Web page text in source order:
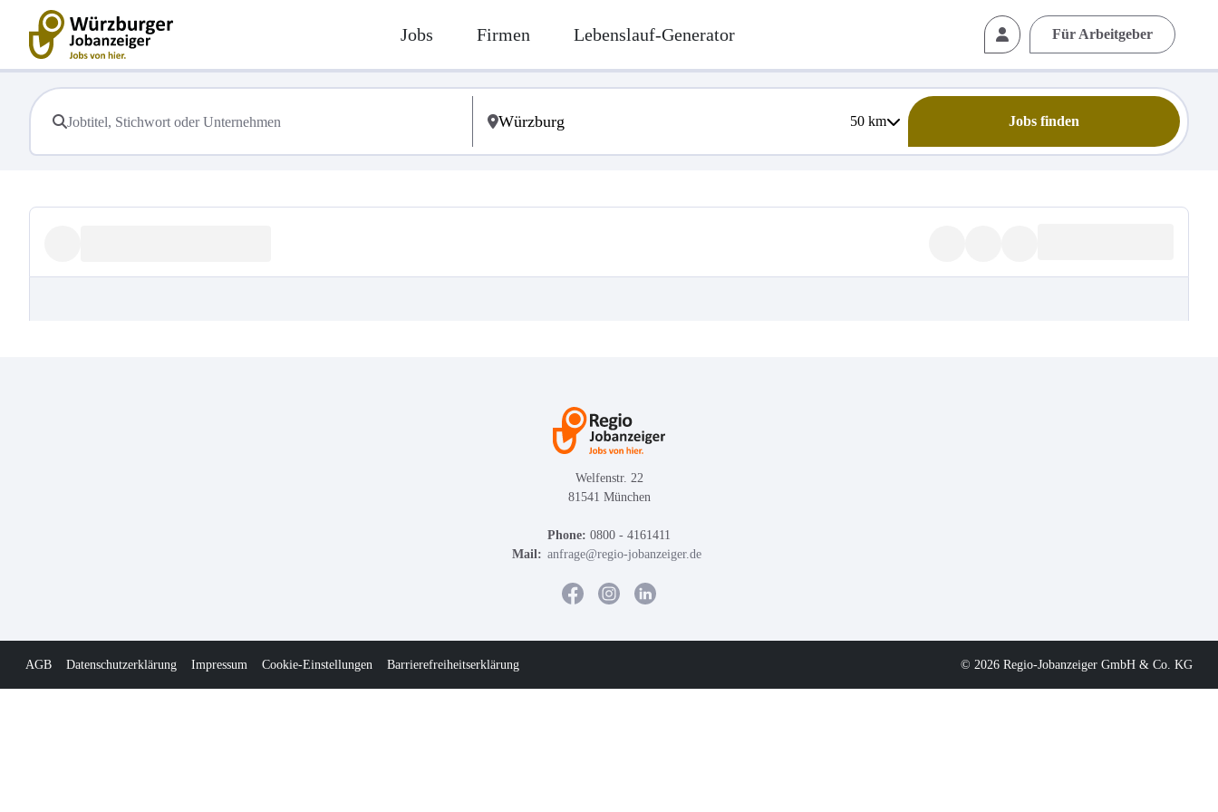
Jobs Firmen Lebenslauf-Generator Für Arbeitgeber
50km Jobs finden
Welfenstr. 22
81541 München
Phone: 0800 - 4161411
Mail: anfrage@regio-jobanzeiger.de
AGB Datenschutzerklärung Impressum Cookie-Einstellungen Barrierefreiheitserklärung © 2026 Regio-Jobanzeiger GmbH & Co. KG